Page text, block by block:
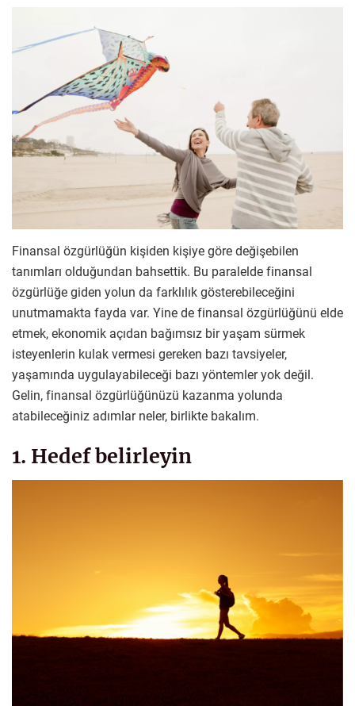
Finansal özgürlüğün kişiden kişiye göre değişebilen
tanımları olduğundan bahsettik. Bu paralelde finansal
özgürlüğe giden yolun da farklılık gösterebileceğini
unutmamakta fayda var. Yine de finansal özgürlüğünü elde
etmek, ekonomik açıdan bağımsız bir yaşam sürmek
isteyenlerin kulak vermesi gereken bazı tavsiyeler,
yaşamında uygulayabileceği bazı yöntemler yok değil.
Gelin, finansal özgürlüğünüzü kazanma yolunda
atabileceğiniz adımlar neler, birlikte bakalım.
1. Hedef belirleyin